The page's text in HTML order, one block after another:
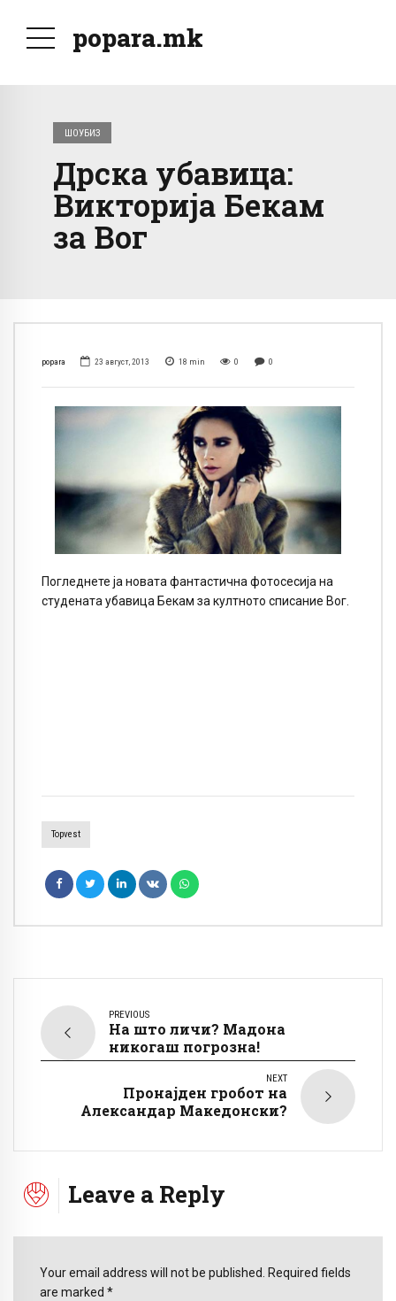
popara.mk
ШОУБИЗ
Дрска убавица:
Викторија Бекам
за Вог
popara 23 август, 2013 18 min 0 0
Погледнете ја новата фантастична фотосесија на
студената убавица Бекам за култното списание Вог.
Topvest
PREVIOUS
На што личи? Мадона
никогаш погрозна!
NEXT
Пронајден гробот на
Александар Македонски?
Leave a Reply
Your email address will not be published. Required fields
are marked *